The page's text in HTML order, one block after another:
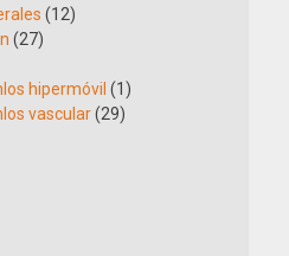
(12)
(27)
hipermóvil (1)
vascular(29)